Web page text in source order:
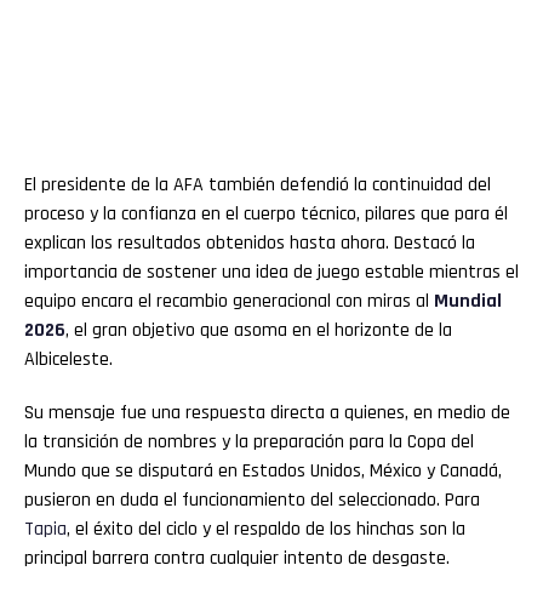
El presidente de la AFA también defendió la continuidad del
proceso y la confianza en el cuerpo técnico, pilares que para él
explican los resultados obtenidos hasta ahora. Destacó la
importancia de sostener una idea de juego estable mientras el
equipo encara el recambio generacional con miras al Mundial
2026, el gran objetivo que asoma en el horizonte de la
Albiceleste.
Su mensaje fue una respuesta directa a quienes, en medio de
la transición de nombres y la preparación para la Copa del
Mundo que se disputará en Estados Unidos, México y Canadá,
pusieron en duda el funcionamiento del seleccionado. Para
Tapia, el éxito del ciclo y el respaldo de los hinchas son la
principal barrera contra cualquier intento de desgaste.